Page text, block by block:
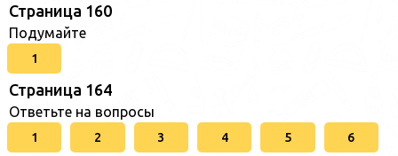
Страница 160
Подумайте
1
Страница 164
Ответьте на вопросы
1 2 3 4 5 6